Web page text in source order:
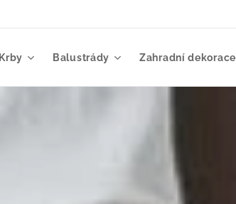
Krby Balustrády Zahradní dekorace